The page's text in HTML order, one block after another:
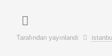
Tarafından yayınlandı